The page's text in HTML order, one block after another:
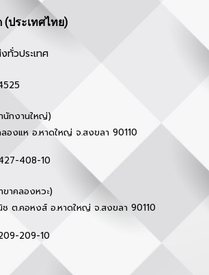
ประเทศไทย)
ทั่วประเทศ
นักงานใหญ่)
งแห อ.หาดใหญ่ จ.สงขลา 90110
408-10
าคลองหวะ)
ต.คอหงส์ อ.หาดใหญ่ จ.สงขลา 90110
209-10